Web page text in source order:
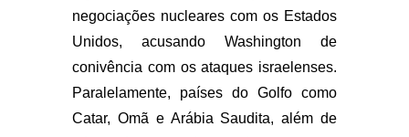
negociações nucleares com os Estados
Unidos, acusando Washington de
conivência com os ataques israelenses.
Paralelamente, países do Golfo como
Catar, Omã e Arábia Saudita, além de